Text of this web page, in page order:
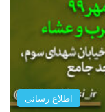
اطلاع رسانی